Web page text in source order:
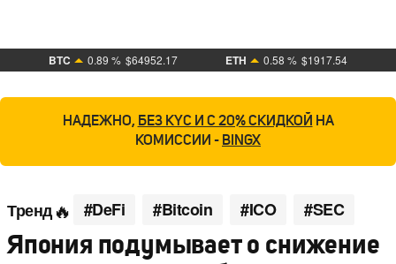
BTC 0.89 % $64952.17 ETH 0.58 % $1917.54
НАДЕЖНО, БЕЗ KYC И С 20% СКИДКОЙ НА
КОМИССИИ - BINGX
Тренд #DeFi #Bitcoin #ICO #SEC
Япония подумывает о снижение